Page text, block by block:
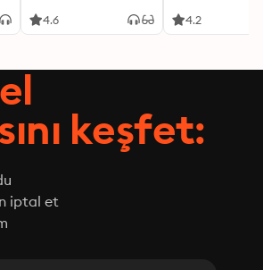
4.6 4.2
keşfet:
iptal et